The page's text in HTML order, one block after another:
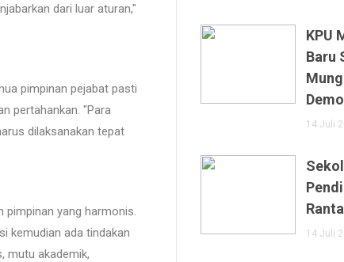
dari luar aturan,"
pimpinan pejabat pasti
pertahankan. "Para
dilaksanakan tepat
pimpinan yang harmonis.
kemudian ada tindakan
mutu akademik,
KPU
Baru
14 Juli
14 Juli